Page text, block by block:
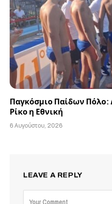
Παγκόσμιο Παίδων Πόλο:
Ρίκο η Εθνική
6 Αυγούστου, 2026
LEAVE A REPLY